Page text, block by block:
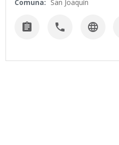
Comuna: San Joaquín
  